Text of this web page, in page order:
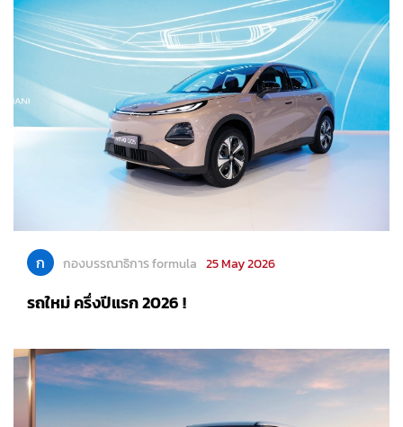
ก กองบรรณาธิการ formula 25 May 2026
รถใหม่ ครึ่งปีแรก 2026 !